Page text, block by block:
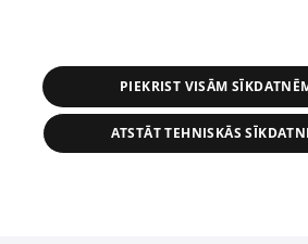
PIEKRIST VISĀM
ATSTĀT TEHNISKĀS